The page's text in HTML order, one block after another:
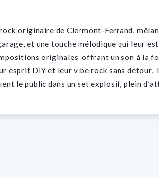
originaire de Clermont-Ferrand,
et une touche mélodique qui leur
originales, offrant un son à la
esprit DIY et leur vibe rock sans détour,
le public dans un set explosif, plein